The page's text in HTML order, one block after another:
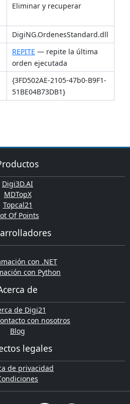
Eliminar y recuperar
DigiNG.OrdenesStandard.dll
REPITE — repite la última
orden ejecutada
{3FD502AE-2105-47b0-B9F1-
51BE04B73DB1}
Digi3D.AI
MDTopX
Topcal21
Of Points
con .NET
con Python
de
de Digi21
con nosotros
Blog
legales
de privacidad